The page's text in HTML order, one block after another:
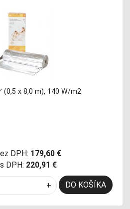
(0,5 x 8,0 m), 140 W/m2
DPH: 179,60 €
DPH: 220,91 €
+ DO KOŠÍKA